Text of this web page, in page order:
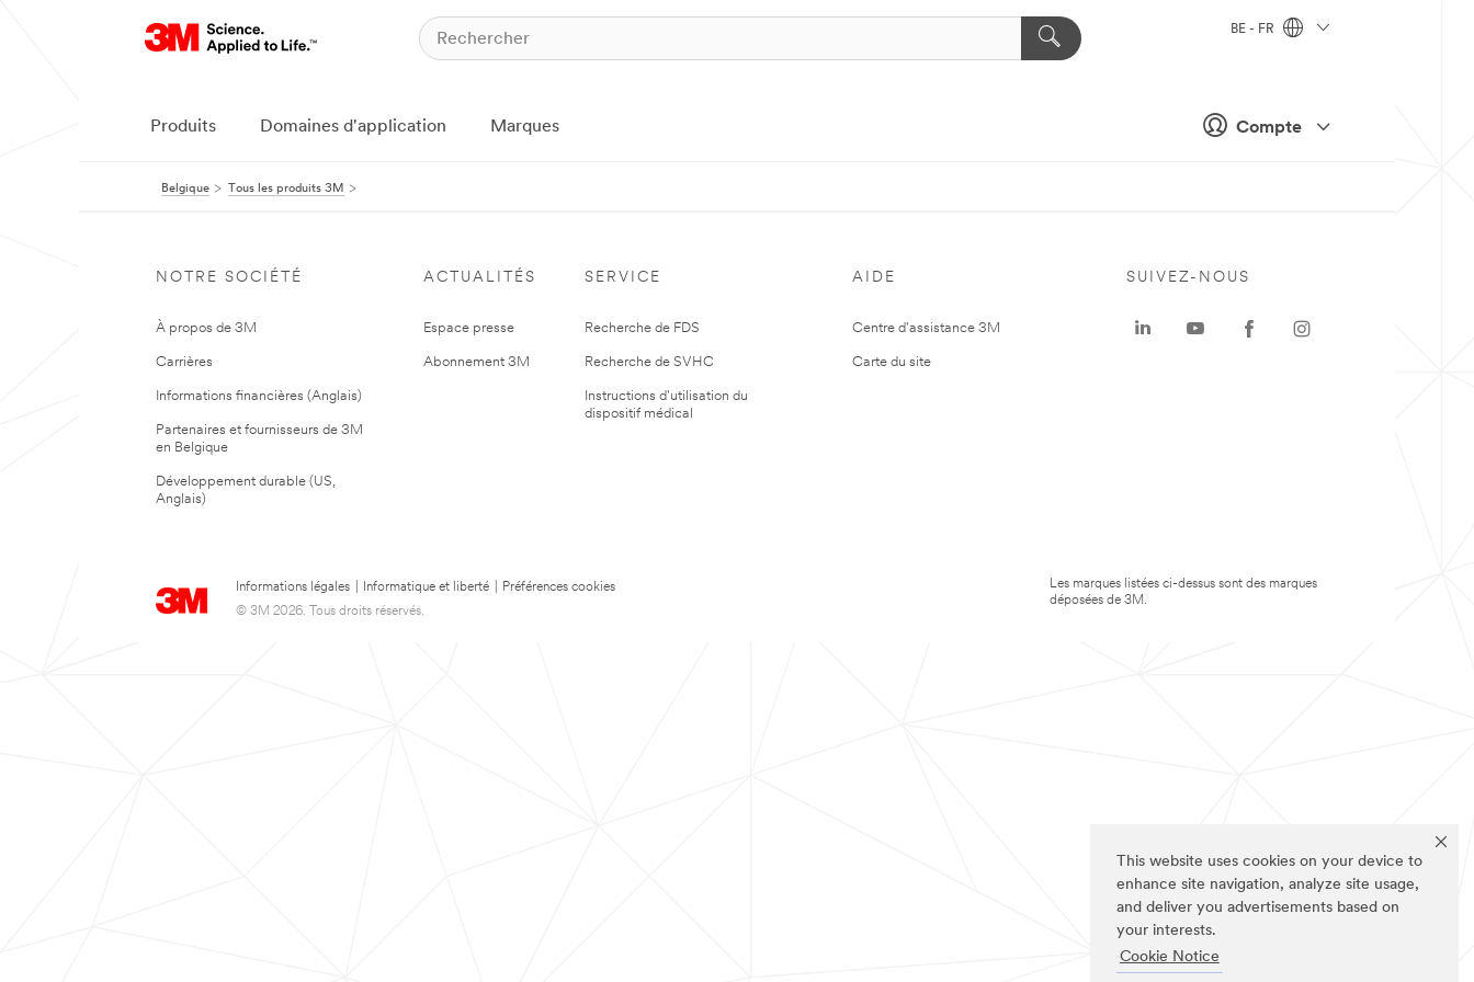
This website uses cookies on your device to
enhance site navigation, analyze site usage,
and deliver you advertisements based on
your interests.
Cookie Notice
Compte
BE - FR
Produits Domaines d'application Marques
Belgique Tous les produits 3M
NOTRE SOCIÉTÉ
À propos de 3M
Carrières
Informations financières (Anglais)
Partenaires et fournisseurs de 3M
en Belgique
Développement durable (US,
Anglais)
ACTUALITÉS
Espace presse
Abonnement 3M
SERVICE
Recherche de FDS
Recherche de SVHC
Instructions d'utilisation du
dispositif médical
AIDE
Centre d'assistance 3M
Carte du site
Informations légales Informatique et liberté
Préférences cookies
© 3M 2026. Tous droits réservés.
SUIVEZ-NOUS
Les marques listées ci-dessus sont des marques
déposées de 3M.